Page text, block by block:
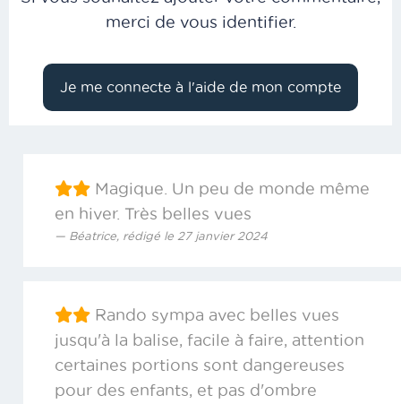
merci de vous identifier.
Magique. Un peu de monde même
en hiver. Très belles vues
Béatrice, rédigé le 27 janvier 2024
Rando sympa avec belles vues
jusqu'à la balise, facile à faire, attention
certaines portions sont dangereuses
pour des enfants, et pas d'ombre